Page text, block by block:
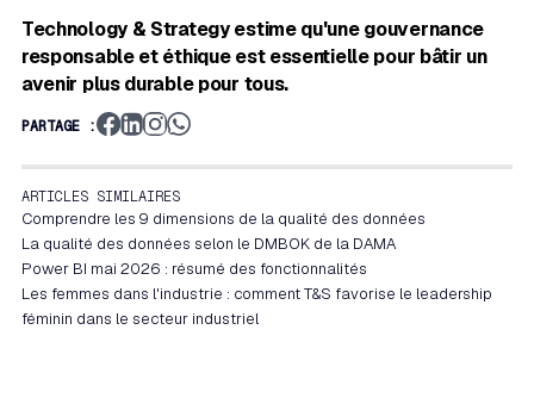
Technology & Strategy estime qu'une gouvernance
responsable et éthique est essentielle pour bâtir un
avenir plus durable pour tous.
PARTAGE :
ARTICLES SIMILAIRES
Comprendre les 9 dimensions de la qualité des données
La qualité des données selon le DMBOK de la DAMA
Power BI mai 2026 : résumé des fonctionnalités
Les femmes dans l'industrie : comment T&S favorise le leadership
féminin dans le secteur industriel